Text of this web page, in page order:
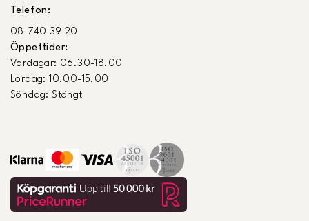
Telefon:
08-740 39 20
Öppettider:
Vardagar: 06.30-18.00
Lördag: 10.00-15.00
Söndag: Stängt